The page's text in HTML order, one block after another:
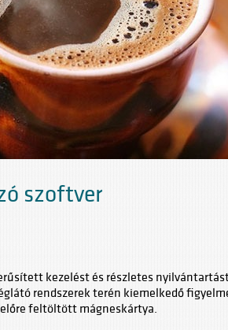
szoftver
kezelést és részletes
rendszerek terén kiemelkedő
feltöltött mágneskártya.